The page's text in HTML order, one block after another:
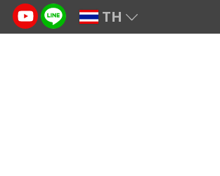
TH